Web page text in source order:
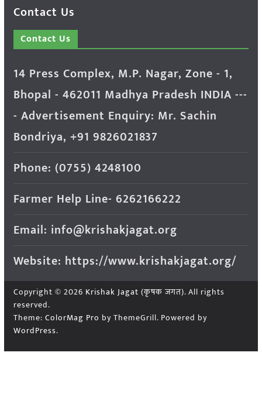
Contact Us
Contact Us
14 Press Complex, M.P. Nagar, Zone - 1,
Bhopal - 462011 Madhya Pradesh INDIA ---
- Advertisement Enquiry: Mr. Sachin
Bondriya, +91 9826021837
Phone: (0755) 4248100
Farmer Help Line- 6262166222
Email: info@krishakjagat.org
Website: https://www.krishakjagat.org/
Copyright © 2026 Krishak Jagat (कृषक जगत). All rights
reserved.
Theme: ColorMag Pro by ThemeGrill. Powered by
WordPress.